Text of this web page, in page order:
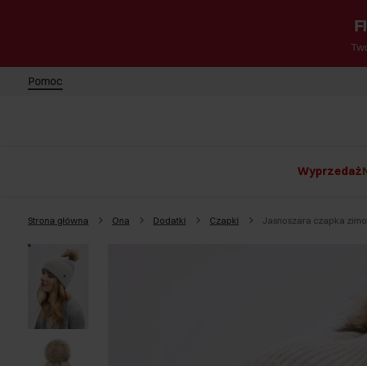
Pomoc
Wyprzedaż
Strona główna Ona Dodatki Czapki Jasnoszara czapka